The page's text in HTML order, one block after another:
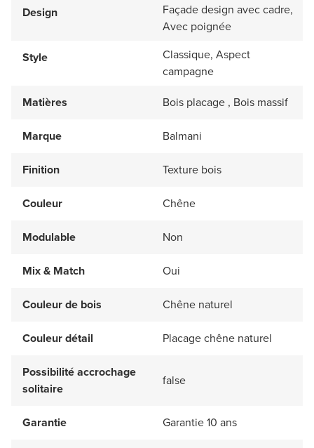
Design
Façade design avec cadre,
Avec poignée
Style
Classique, Aspect
campagne
Matières
Bois placage , Bois massif
Marque Balmani
Finition Texture bois
Couleur Chêne
Modulable Non
Mix & Match Oui
Couleur de bois Chêne naturel
Couleur détail Placage chêne naturel
Possibilité accrochage
solitaire
false
Garantie Garantie 10 ans